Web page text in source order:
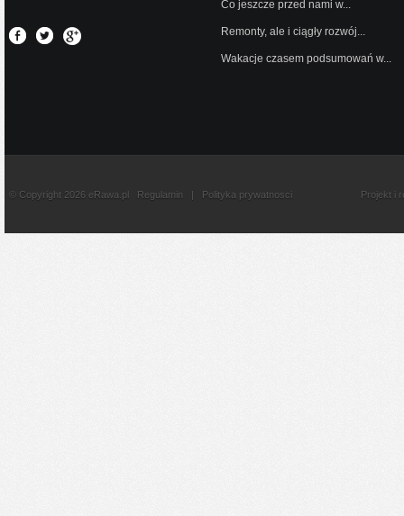
Co jeszcze przed nami w...
Remonty, ale i ciągły rozwój...
Wakacje czasem podsumowań w...
© Copyright 2026 eRawa.pl Regulamin | Polityka prywatnosci Projekt i